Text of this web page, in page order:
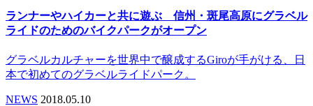
ランナーやハイカーと共に遊ぶ 信州・斑尾高原にグラベル
ライドのためのバイクパークがオープン
グラベルカルチャーを世界中で醸成するGiroが手がける、日
本で初めてのグラベルライドパーク。
NEWS 2018.05.10